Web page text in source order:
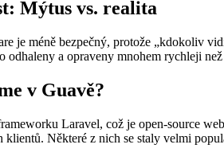
Mýtus vs. realita
je méně bezpečný, protože „kdokoliv
a opraveny mnohem rychleji
v Guavě?
Laravel, což je open-source
klientů. Některé z nich se staly velmi